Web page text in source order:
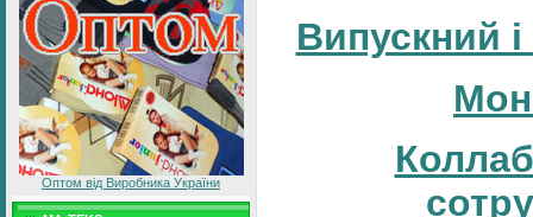
Оптом від Виробника України
Випускний